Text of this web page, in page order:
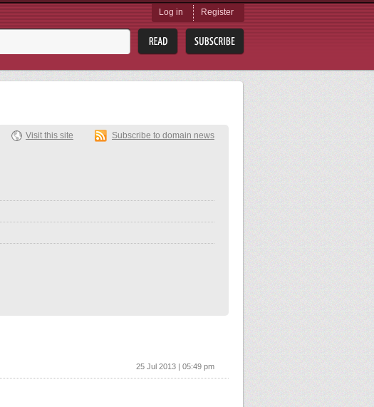
Log in Register
Visit this site Subscribe to domain news
25 Jul 2013 | 05:49 pm